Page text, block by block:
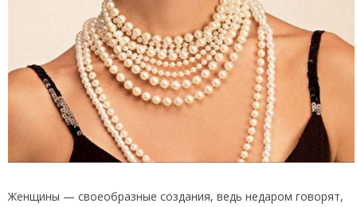
Женщины — своеобразные создания, ведь недаром говорят,